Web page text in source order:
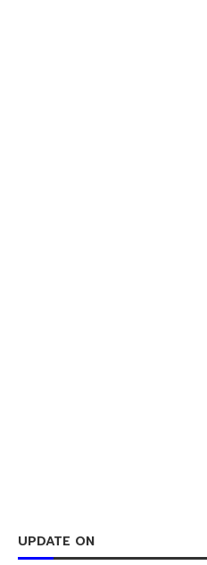
UPDATE ON